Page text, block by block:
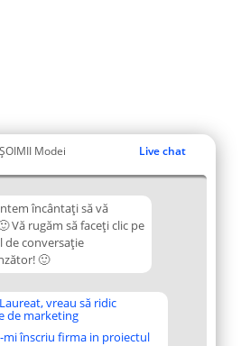
ȘOIMII Modei Live chat
încântați să vă
Vă rugăm să faceți clic pe
de conversație
🙂
vreau să ridic
de marketing
mi înscriu firma in proiectul